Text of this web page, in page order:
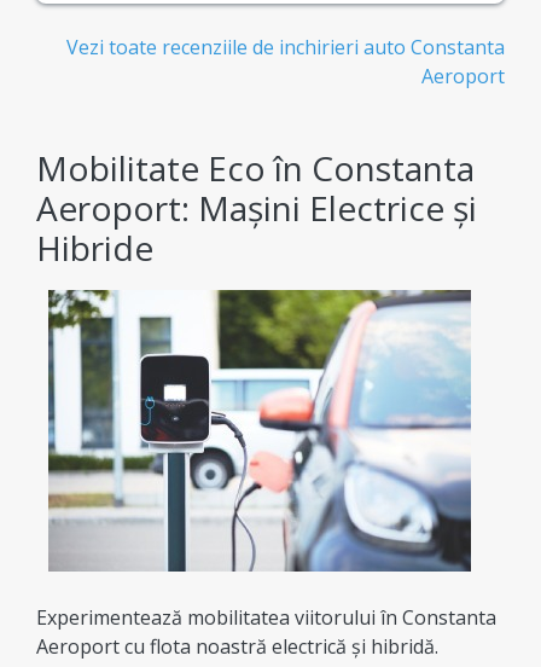
Tehnologie modernă pentru un proces de rent a
Vezi toate recenziile de inchirieri auto Constanta
Aeroport
Mobilitate Eco în Constanta
Aeroport: Mașini Electrice și
Hibride
Experimentează mobilitatea viitorului în Constanta
Aeroport cu flota noastră electrică și hibridă.